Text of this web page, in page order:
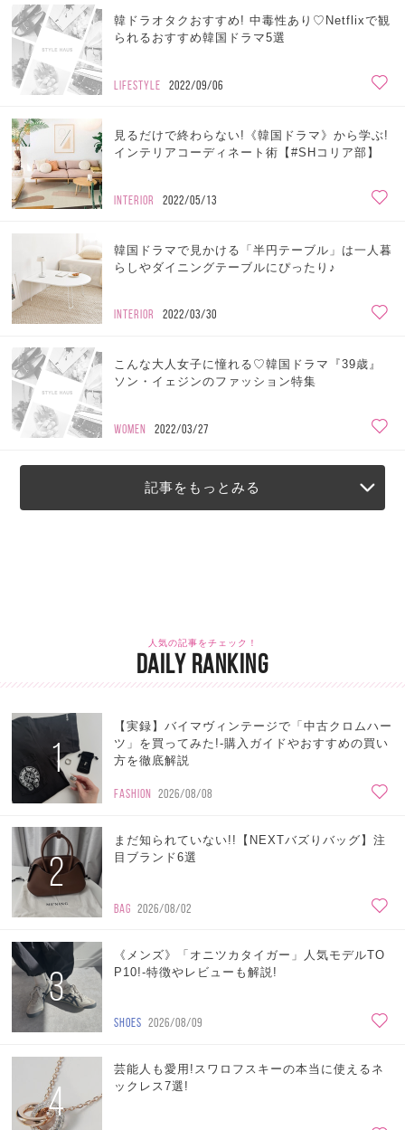
韓ドラオタクおすすめ! 中毒性あり♡Netflixで観
られるおすすめ韓国ドラマ5選
LIFESTYLE 2022/09/06
見るだけで終わらない!《韓国ドラマ》から学ぶ!
インテリアコーディネート術【#SHコリア部】
INTERIOR 2022/05/13
韓国ドラマで見かける「半円テーブル」は一人暮
らしやダイニングテーブルにぴったり♪
INTERIOR 2022/03/30
こんな大人女子に憧れる♡韓国ドラマ『39歳』
ソン・イェジンのファッション特集
WOMEN 2022/03/27
記事をもっとみる
人気の記事をチェック！
DAILY RANKING
1
【実録】バイマヴィンテージで「中古クロムハー
ツ」を買ってみた!-購入ガイドやおすすめの買い
方を徹底解説
FASHION 2026/08/08
2
まだ知られていない!!【NEXTバズりバッグ】注
目ブランド6選
BAG 2026/08/02
3
《メンズ》「オニツカタイガー」人気モデルTO
P10!-特徴やレビューも解説!
SHOES 2026/08/09
4
芸能人も愛用!スワロフスキーの本当に使えるネ
ックレス7選!